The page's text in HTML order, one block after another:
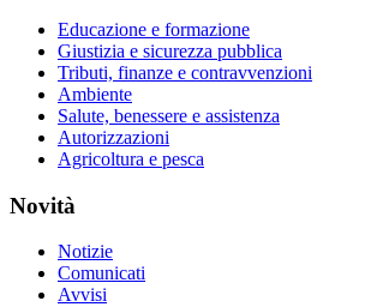
Educazione e formazione
Giustizia e sicurezza pubblica
Tributi, finanze e contravvenzioni
Ambiente
Salute, benessere e assistenza
Autorizzazioni
Agricoltura e pesca
Novità
Notizie
Comunicati
Avvisi